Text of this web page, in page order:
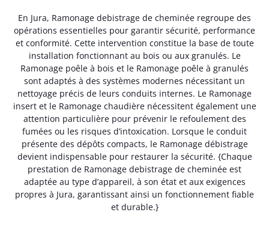
En Jura, Ramonage debistrage de cheminée regroupe des
opérations essentielles pour garantir sécurité, performance
et conformité. Cette intervention constitue la base de toute
installation fonctionnant au bois ou aux granulés. Le
Ramonage poêle à bois et le Ramonage poêle à granulés
sont adaptés à des systèmes modernes nécessitant un
nettoyage précis de leurs conduits internes. Le Ramonage
insert et le Ramonage chaudière nécessitent également une
attention particulière pour prévenir le refoulement des
fumées ou les risques d’intoxication. Lorsque le conduit
présente des dépôts compacts, le Ramonage débistrage
devient indispensable pour restaurer la sécurité. {Chaque
prestation de Ramonage debistrage de cheminée est
adaptée au type d’appareil, à son état et aux exigences
propres à Jura, garantissant ainsi un fonctionnement fiable
et durable.}